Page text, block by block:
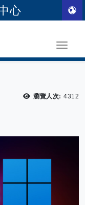
心
瀏覽人次: 瀏覽
4312